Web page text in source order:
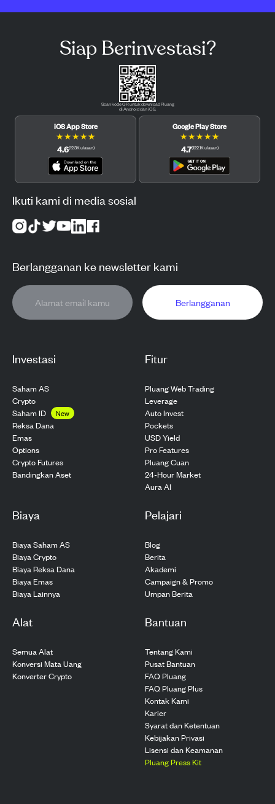
Investasi
Saham AS
Crypto
Saham ID
New
Reksa Dana
Emas
Options
Crypto Futures
Bandingkan Aset
Fitur
Pluang Web Trading
Leverage
Auto Invest
Pockets
USD Yield
Pro Features
Pluang Cuan
24-Hour Market
Aura AI
Biaya
Biaya Saham AS
Biaya Crypto
Biaya Reksa Dana
Biaya Emas
Biaya Lainnya
Pelajari
Blog
Berita
Akademi
Campaign & Promo
Umpan Berita
Alat
Semua Alat
Konversi Mata Uang
Konverter Crypto
Bantuan
Tentang Kami
Pusat Bantuan
FAQ Pluang
FAQ Pluang Plus
Kontak Kami
Karier
Syarat dan Ketentuan
Kebijakan Privasi
Lisensi dan Keamanan
Pluang Press Kit
Siap Berinvestasi?
Scan kode QR untuk download Pluang
di Android dan iOS.
iOS App Store
★★★★★
4.6(12.3Kulasan)
Google Play Store
★★★★★
4.7(122.1Kulasan)
Ikuti kami di media sosial
Berlangganan ke newsletter kami
Berlangganan